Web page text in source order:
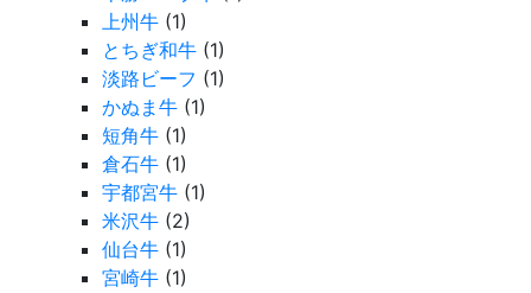
上州牛 (1)
とちぎ和牛 (1)
淡路ビーフ (1)
かぬま牛 (1)
短角牛 (1)
倉石牛 (1)
宇都宮牛 (1)
米沢牛 (2)
仙台牛 (1)
宮崎牛 (1)